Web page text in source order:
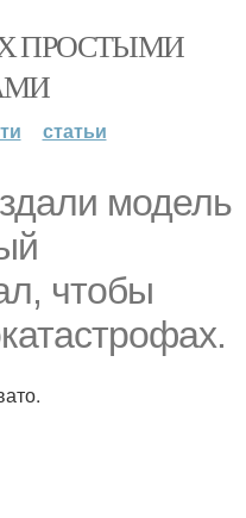
ПРОСТЫМИ
статьи
модель
чтобы